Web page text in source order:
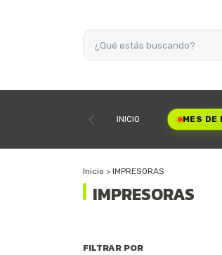
INICIO MES DE
Inicio > IMPRESORAS
IMPRESORAS
FILTRAR POR